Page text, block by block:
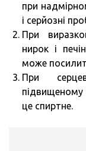
при
і серйозні
При
нирок і
може
При
підвищеному
це спиртне.